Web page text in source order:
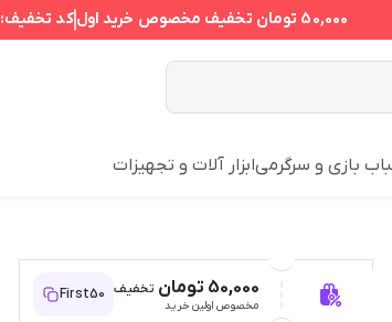
50,000 تومان تخفیف مخصوص خرید اولکد تخفیف:
بازی و سرگرمیابزار آلات و تجهیزات
50,000 تومان تخفیف
مخصوص اولین خرید
First50